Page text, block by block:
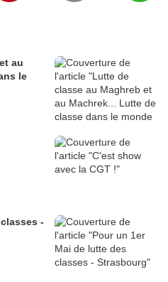
au
le
-